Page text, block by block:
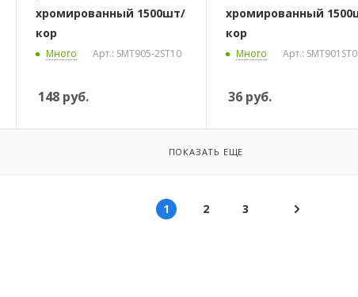
хромированный 1500шт/
кор
Много Арт.: SMT905-2ST10
148 руб.
хромированный
кор
Много Арт.:
36руб.
ПОКАЗАТЬ ЕЩЕ
1 2 3